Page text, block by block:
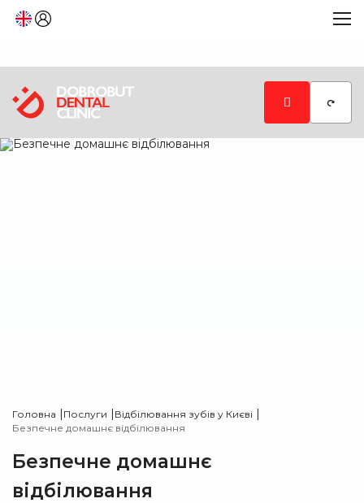
Головна | Послуги | Відбілювання зубів у Києві |
Безпечне домашнє відбілювання
Безпечне домашнє
відбілювання